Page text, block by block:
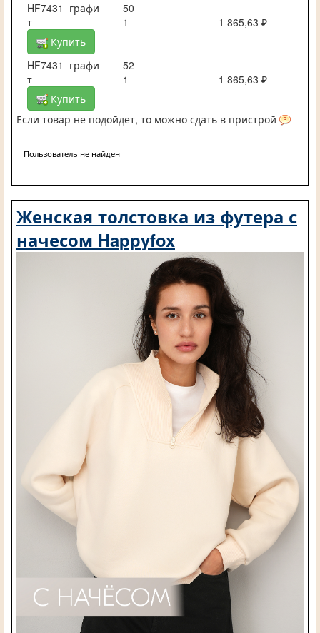
HF7431_графи
т
50
1
1 865,63 ₽
Купить
HF7431_графи
т
52
1
1 865,63 ₽
Купить
Если товар не подойдет, то можно сдать в пристрой
Пользователь не найден
Женская толстовка из футера с
начесом Happyfox